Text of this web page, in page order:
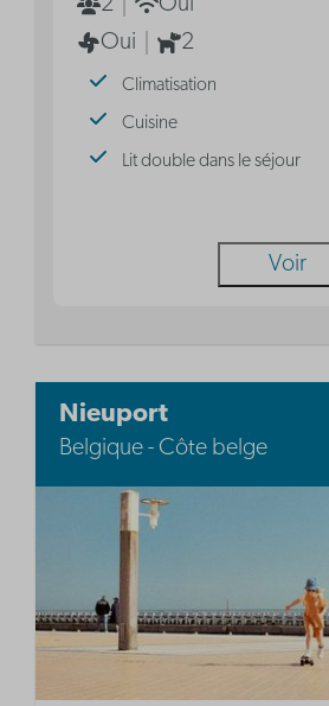
2
Oui
Oui
2
Climatisation
Cuisine
Lit double dans le séjour
Voir
Nieuport
Belgique - Côte belge